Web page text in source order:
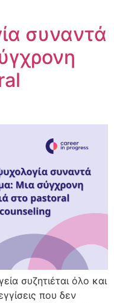
συναντά
συζητιέται όλο και
που δεν